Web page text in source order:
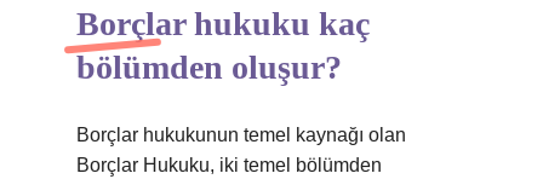
Borçlar hukuku kaç
bölümden oluşur?
Borçlar hukukunun temel kaynağı olan
Borçlar Hukuku, iki temel bölümden